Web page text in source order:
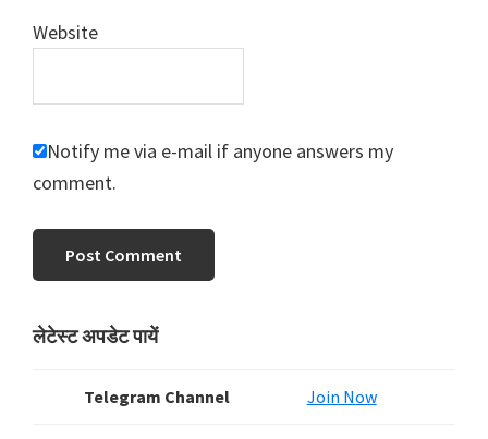
Website
Notify me via e-mail if anyone answers my
comment.
Primary
लेटेस्ट अपडेट पायें
Telegram Channel Join Now